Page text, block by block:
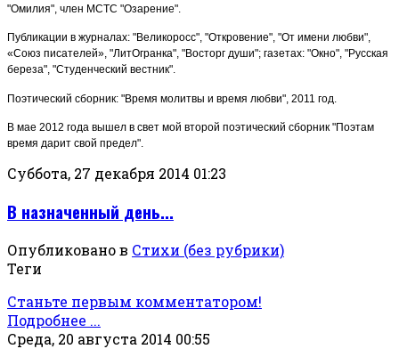
"Омилия", член МСТС "Озарение".
Публикации в журналах: "Великоросс", "Откровение", "От имени любви",
«Союз писателей», "ЛитОгранка", "Восторг души"; газетах: "Окно", "Русская
береза", "Студенческий вестник".
Поэтический сборник: "Время молитвы и время любви", 2011 год.
В мае 2012 года вышел в свет мой второй поэтический сборник "Поэтам
время дарит свой предел".
Суббота, 27 декабря 2014 01:23
В назначенный день...
Опубликовано в Стихи (без рубрики)
Теги
Станьте первым комментатором!
Подробнее ...
Среда, 20 августа 2014 00:55